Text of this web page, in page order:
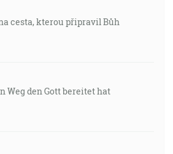
cesta, kterou připravil Bůh
Weg den Gott bereitet hat